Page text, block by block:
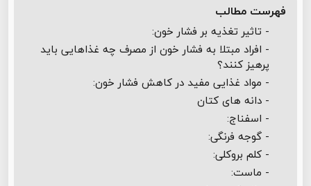
فهرست مطالب
- تاثیر تغذیه بر فشار خون:
- افراد مبتلا به فشار خون از مصرف چه غذاهایی باید
پرهیز کنند؟
- مواد غذایی مفید در کاهش فشار خون:
- دانه های کتان
- اسفناج:
- گوجه فرنگی:
- کلم بروکلی:
- ماست: